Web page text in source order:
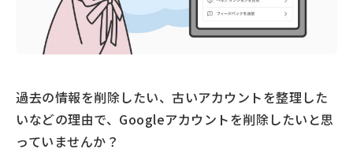
過去の情報を削除したい、古いアカウントを整理した
いなどの理由で、Googleアカウントを削除したいと思
っていませんか？